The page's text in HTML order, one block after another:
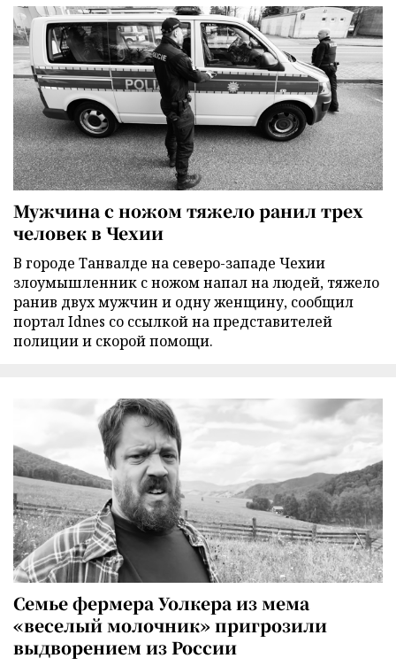
Мужчина с ножом тяжело ранил трех
человек в Чехии
В городе Танвалде на северо-западе Чехии
злоумышленник с ножом напал на людей, тяжело
ранив двух мужчин и одну женщину, сообщил
портал Idnes со ссылкой на представителей
полиции и скорой помощи.
Семье фермера Уолкера из мема
«веселый молочник» пригрозили
выдворением из России